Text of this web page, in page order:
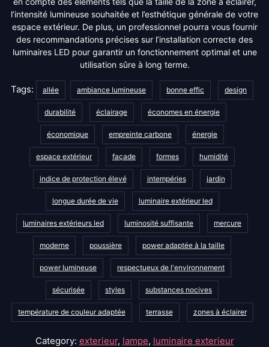
l’intensité lumineuse souhaitée et l’esthétique générale de votre
espace extérieur. De plus, un professionnel pourra vous fournir
des recommandations précises sur l’installation correcte des
luminaires LED pour garantir un fonctionnement optimal et une
utilisation sûre à long terme.
Tags: allée ambiance lumineuse bonne effic design
durabilité éclairage économes en énergie
économique empreinte carbone énergie
espace extérieur façade formes humidité
indice de protection élevé intempéries jardin
longue durée de vie luminaire extérieur led
luminaires extérieurs led luminosité suffisante mercure
moderne poussière power adaptée à la taille
power lumineuse respectueux de l'environnement
sécurisée styles substances nocives
température de couleur adaptée terrasse zones à éclairer
Category: exterieur, lampe, luminaire exterieur